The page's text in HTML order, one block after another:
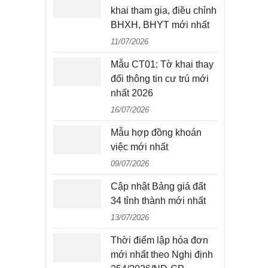
khai tham gia, điều chỉnh
BHXH, BHYT mới nhất
11/07/2026
Mẫu CT01: Tờ khai thay
đổi thông tin cư trú mới
nhất 2026
16/07/2026
Mẫu hợp đồng khoán
việc mới nhất
09/07/2026
Cập nhật Bảng giá đất
34 tỉnh thành mới nhất
13/07/2026
Thời điểm lập hóa đơn
mới nhất theo Nghị định